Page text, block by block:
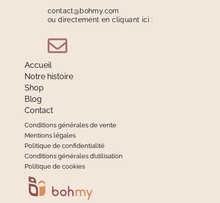
contact@bohmy.com
ou directement en cliquant ici :
Accueil
Notre histoire
Shop
Blog
Contact
Conditions générales de vente
Mentions légales
Politique de confidentialité
Conditions générales d’utilisation
Politique de cookies